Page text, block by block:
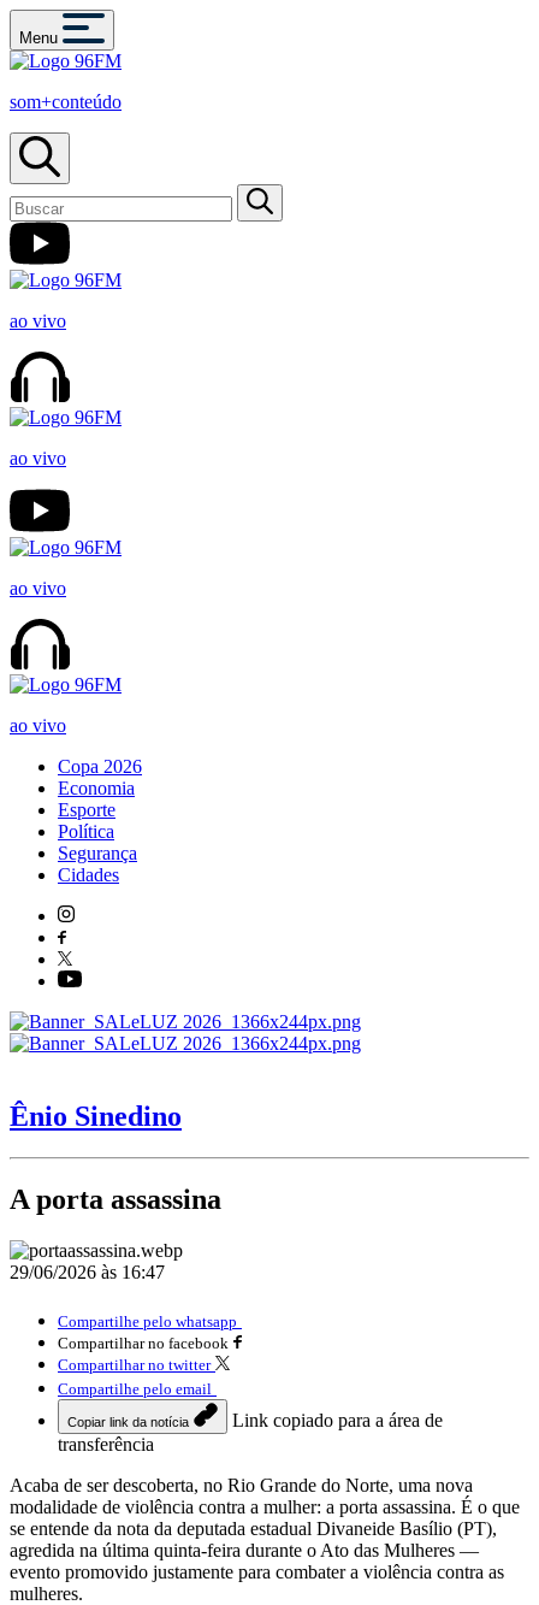
Menu
som+conteúdo
ao vivo
ao vivo
ao vivo
ao vivo
Copa 2026
Economia
Esporte
Política
Segurança
Cidades
Ênio Sinedino
A porta assassina
29/06/2026 às 16:47
Compartilhe pelo whatsapp
Compartilhar no facebook
Compartilhar no twitter
Compartilhe pelo email
Copiar link da notícia
Link copiado para a área de
transferência
Acaba de ser descoberta, no Rio Grande do Norte, uma nova
modalidade de violência contra a mulher: a porta assassina. É o que
se entende da nota da deputada estadual Divaneide Basílio (PT),
agredida na última quinta-feira durante o Ato das Mulheres —
evento promovido justamente para combater a violência contra as
mulheres.